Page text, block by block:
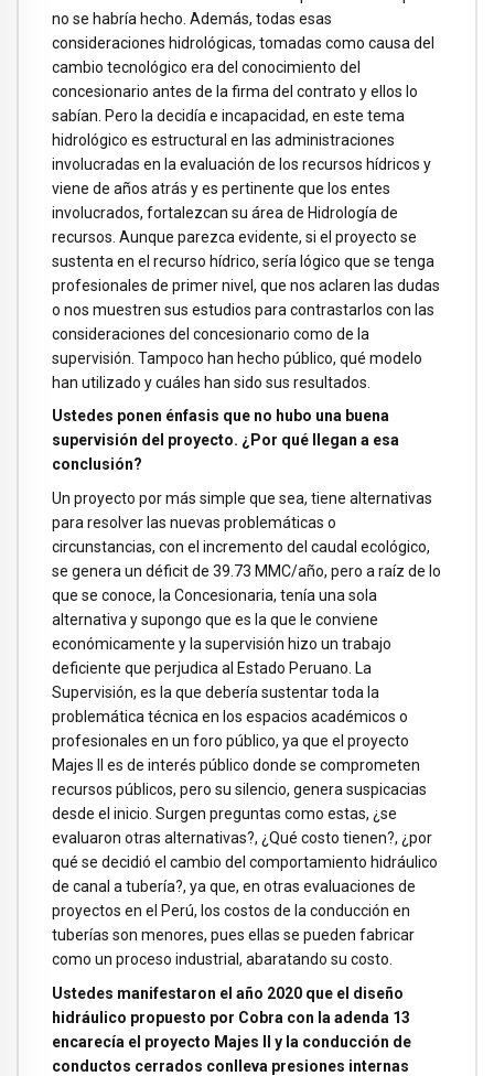
no se habría hecho. Además, todas esas
consideraciones hidrológicas, tomadas como causa del
cambio tecnológico era del conocimiento del
concesionario antes de la firma del contrato y ellos lo
sabían. Pero la decidía e incapacidad, en este tema
hidrológico es estructural en las administraciones
involucradas en la evaluación de los recursos hídricos y
viene de años atrás y es pertinente que los entes
involucrados, fortalezcan su área de Hidrología de
recursos. Aunque parezca evidente, si el proyecto se
sustenta en el recurso hídrico, sería lógico que se tenga
profesionales de primer nivel, que nos aclaren las dudas
o nos muestren sus estudios para contrastarlos con las
consideraciones del concesionario como de la
supervisión. Tampoco han hecho público, qué modelo
han utilizado y cuáles han sido sus resultados.
Ustedes ponen énfasis que no hubo una buena
supervisión del proyecto. ¿Por qué llegan a esa
conclusión?
Un proyecto por más simple que sea, tiene alternativas
para resolver las nuevas problemáticas o
circunstancias, con el incremento del caudal ecológico,
se genera un déficit de 39.73 MMC/año, pero a raíz de lo
que se conoce, la Concesionaria, tenía una sola
alternativa y supongo que es la que le conviene
económicamente y la supervisión hizo un trabajo
deficiente que perjudica al Estado Peruano. La
Supervisión, es la que debería sustentar toda la
problemática técnica en los espacios académicos o
profesionales en un foro público, ya que el proyecto
Majes II es de interés público donde se comprometen
recursos públicos, pero su silencio, genera suspicacias
desde el inicio. Surgen preguntas como estas, ¿se
evaluaron otras alternativas?, ¿Qué costo tienen?, ¿por
qué se decidió el cambio del comportamiento hidráulico
de canal a tubería?, ya que, en otras evaluaciones de
proyectos en el Perú, los costos de la conducción en
tuberías son menores, pues ellas se pueden fabricar
como un proceso industrial, abaratando su costo.
Ustedes manifestaron el año 2020 que el diseño
hidráulico propuesto por Cobra con la adenda 13
encarecía el proyecto Majes II y la conducción de
conductos cerrados conlleva presiones internas